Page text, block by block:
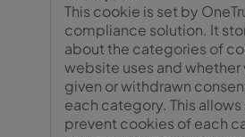
This cookie is set by
compliance solution. It
about the categories of
website uses and whether
given or withdrawn
each category. This
prevent cookies of each